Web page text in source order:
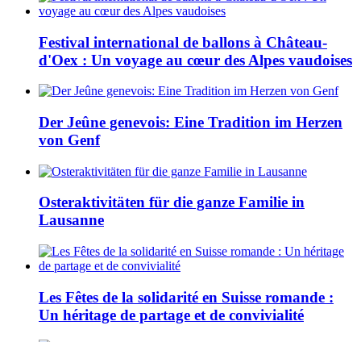
Festival international de ballons à Château-
d'Oex : Un voyage au cœur des Alpes vaudoises
Der Jeûne genevois: Eine Tradition im Herzen
von Genf
Osteraktivitäten für die ganze Familie in
Lausanne
Les Fêtes de la solidarité en Suisse romande :
Un héritage de partage et de convivialité